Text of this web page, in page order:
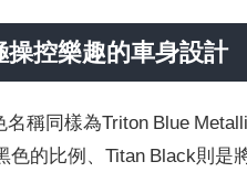
控樂趣的車身設計
稱同樣為Triton Blue
色的比例、Titan Black則是